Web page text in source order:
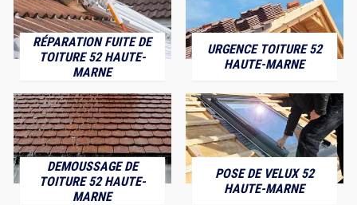
RÉPARATION FUITE DE
TOITURE 52 HAUTE-
MARNE
URGENCE TOITURE 52
HAUTE-MARNE
DEMOUSSAGE DE
TOITURE 52 HAUTE-
MARNE
POSE DE VELUX 52
HAUTE-MARNE